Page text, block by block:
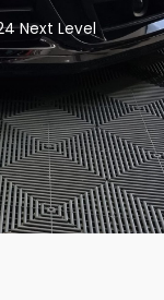
Next Level